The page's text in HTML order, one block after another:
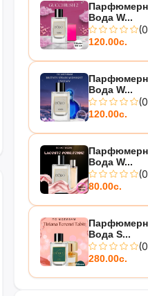
Вода W...
120.00с.
Вода W...
120.00с.
Вода W...
80.00с.
Вода S...
280.00с.